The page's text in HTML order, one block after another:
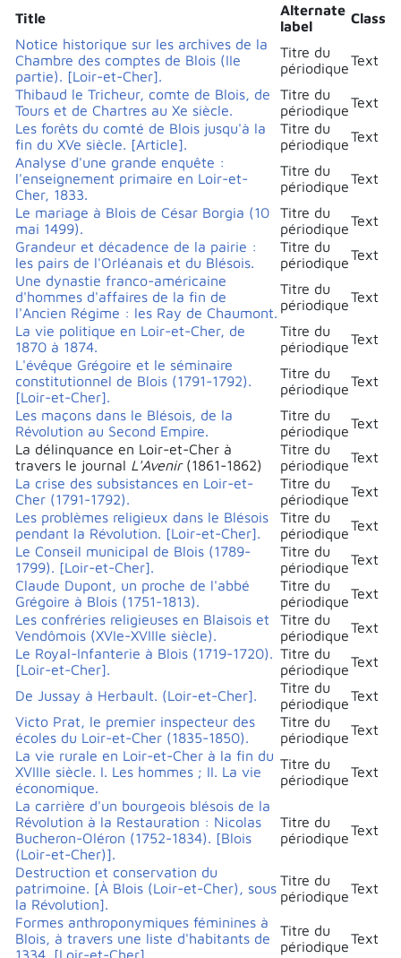
Title
Alternate
label
Class
Notice historique sur les archives de la
Chambre des comptes de Blois (IIe
partie). [Loir-et-Cher].
Titre du
périodiqueText
Thibaud le Tricheur, comte de Blois, de
Tours et de Chartres au Xe siècle.
Titre du
périodiqueText
Les forêts du comté de Blois jusqu'à la
fin du XVe siècle. [Article].
Titre du
périodiqueText
Analyse d'une grande enquête :
l'enseignement primaire en Loir-et-
Cher, 1833.
Titre du
périodiqueText
Le mariage à Blois de César Borgia (10
mai 1499).
Titre du
périodiqueText
Grandeur et décadence de la pairie :
les pairs de l'Orléanais et du Blésois.
Titre du
périodiqueText
Une dynastie franco-américaine
d'hommes d'affaires de la fin de
l'Ancien Régime : les Ray de Chaumont.
Titre du
périodiqueText
La vie politique en Loir-et-Cher, de
1870 à 1874.
Titre du
périodiqueText
L'évêque Grégoire et le séminaire
constitutionnel de Blois (1791-1792).
[Loir-et-Cher].
Titre du
périodiqueText
Les maçons dans le Blésois, de la
Révolution au Second Empire.
Titre du
périodiqueText
La délinquance en Loir-et-Cher à
travers le journal L'Avenir(1861-1862)
Titre du
périodiqueText
La crise des subsistances en Loir-et-
Cher (1791-1792).
Titre du
périodiqueText
Les problèmes religieux dans le Blésois
pendant la Révolution. [Loir-et-Cher].
Titre du
périodiqueText
Le Conseil municipal de Blois (1789-
1799). [Loir-et-Cher].
Titre du
périodiqueText
Claude Dupont, un proche de l'abbé
Grégoire à Blois (1751-1813).
Titre du
périodiqueText
Les confréries religieuses en Blaisois et
Vendômois (XVIe-XVIIIe siècle).
Titre du
périodiqueText
Le Royal-Infanterie à Blois (1719-1720).
[Loir-et-Cher].
Titre du
périodiqueText
De Jussay à Herbault. (Loir-et-Cher].
Titre du
périodiqueText
Victo Prat, le premier inspecteur des
écoles du Loir-et-Cher (1835-1850).
Titre du
périodiqueText
La vie rurale en Loir-et-Cher à la fin du
XVIIIe siècle. I. Les hommes ; II. La vie
économique.
Titre du
périodiqueText
La carrière d'un bourgeois blésois de la
Révolution à la Restauration : Nicolas
Bucheron-Oléron (1752-1834). [Blois
(Loir-et-Cher)].
Titre du
périodiqueText
Destruction et conservation du
patrimoine. [À Blois (Loir-et-Cher), sous
la Révolution].
Titre du
périodiqueText
Formes anthroponymiques féminines à
Blois, à travers une liste d'habitants de
1334. [Loir-et-Cher].
Titre du
périodiqueText